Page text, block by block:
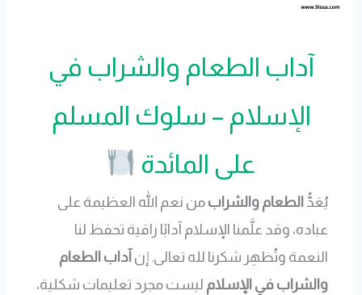
آداب الطعام والشراب في
الإسلام – سلوك المسلم
على المائدة
يُعَدُّ الطعام والشراب من نعم الله العظيمة على
عباده، وقد علَّمنا الإسلام آدابًا راقية تحفظ لنا
النعمة وتُظهِر شكرنا لله تعالى. إن آداب الطعام
والشراب في الإسلام ليست مجرد تعليمات شكلية،